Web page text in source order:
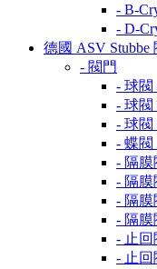
- B-
- D-
德國 ASV Stubbe
- 閥門
- 球閥
- 球閥
- 球閥
- 蝶閥
- 隔膜
- 隔膜
- 隔膜
- 隔膜
- 止回
- 止回